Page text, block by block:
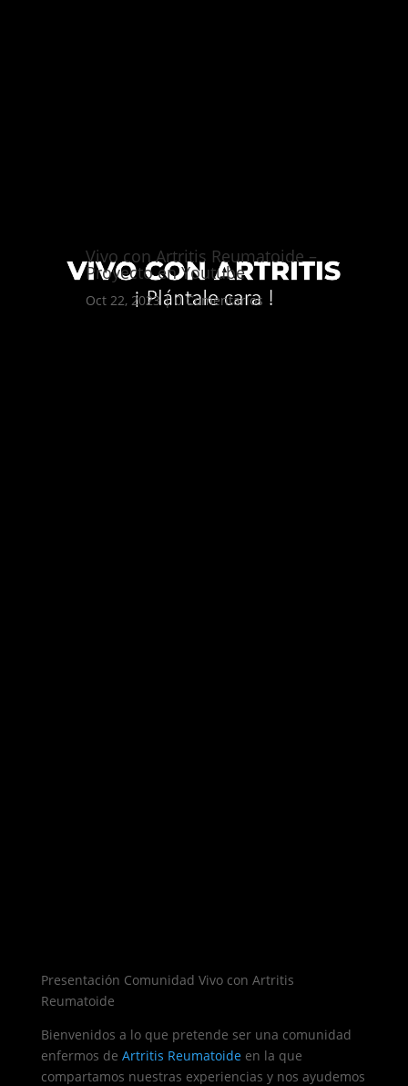
Vivo con Artritis Reumatoide –
Proyecto en Youtube
Oct 22, 2023 |0 Comentarios
Presentación Comunidad Vivo con Artritis
Reumatoide
Bienvenidos a lo que pretende ser una comunidad
enfermos de Artritis Reumatoide en la que
compartamos nuestras experiencias y nos ayudemos